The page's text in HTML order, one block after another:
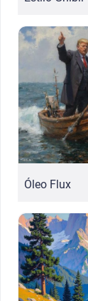
Óleo Flux